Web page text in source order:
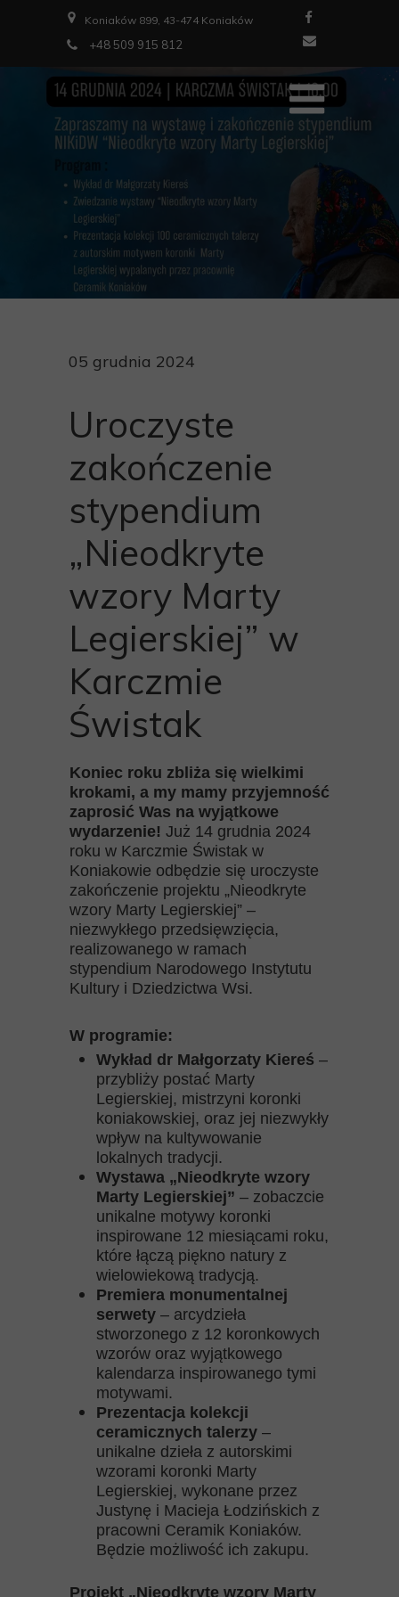
+48 509 915 812
Koniaków 899, 43-474 Koniaków
Uroczyste
zakończenie
stypendium
„Nieodkryte
wzory Marty
Legierskiej” w
Karczmie
Świstak
05 grudnia 2024
Koniec roku zbliża się wielkimi
krokami, a my mamy przyjemność
zaprosić Was na wyjątkowe
wydarzenie! Już 14 grudnia 2024
roku w Karczmie Świstak w
Koniakowie odbędzie się uroczyste
zakończenie projektu „Nieodkryte
wzory Marty Legierskiej” –
niezwykłego przedsięwzięcia,
realizowanego w ramach
stypendium Narodowego Instytutu
Kultury i Dziedzictwa Wsi.
W programie:
Wykład dr Małgorzaty Kiereś –
przybliży postać Marty
Legierskiej, mistrzyni koronki
koniakowskiej, oraz jej niezwykły
wpływ na kultywowanie
lokalnych tradycji.
Wystawa „Nieodkryte wzory
Marty Legierskiej” – zobaczcie
unikalne motywy koronki
inspirowane 12 miesiącami roku,
które łączą piękno natury z
wielowiekową tradycją.
Premiera monumentalnej
serwety – arcydzieła
stworzonego z 12 koronkowych
wzorów oraz wyjątkowego
kalendarza inspirowanego tymi
motywami.
Prezentacja kolekcji
ceramicznych talerzy –
unikalne dzieła z autorskimi
wzorami koronki Marty
Legierskiej, wykonane przez
Justynę i Macieja Łodzińskich z
pracowni Ceramik Koniaków.
Będzie możliwość ich zakupu.
Projekt „Nieodkryte wzory Marty